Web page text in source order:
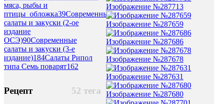
мяса, рыбы и
птицы_обложка39Современные
салаты и закуски (2-ое
издание
ОСЭ)90Современные
салаты и закуски (3-е
издание)184Салаты Рипол
типа Семь поварят162
52 тега
Рецепт
Изображение №287713
Изображение №287659
Изображение №287686
Изображение №287678
Изображение №287631
Изображение №287680